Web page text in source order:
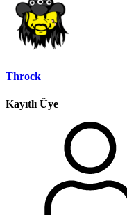
Throck
Kayıtlı Üye